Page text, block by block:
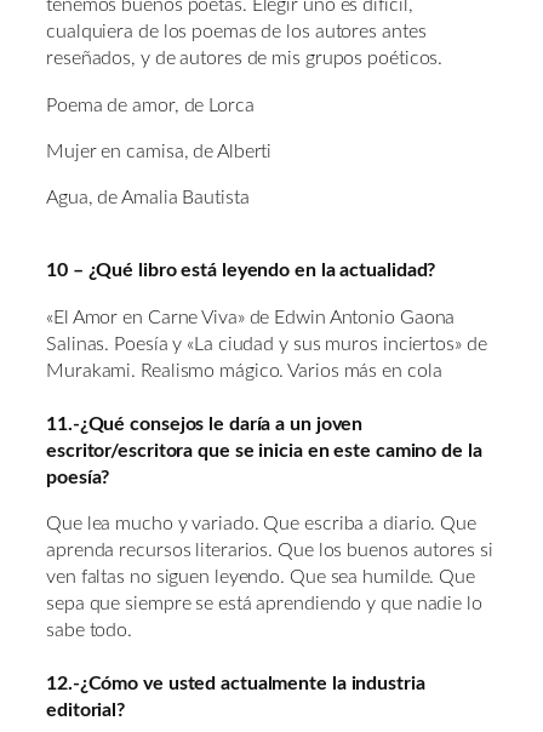
tenemos buenos poetas. Elegir uno es difícil,
cualquiera de los poemas de los autores antes
reseñados, y de autores de mis grupos poéticos.
Poema de amor, de Lorca
Mujer en camisa, de Alberti
Agua, de Amalia Bautista
10 – ¿Qué libro está leyendo en la actualidad?
«El Amor en Carne Viva» de Edwin Antonio Gaona
Salinas. Poesía y «La ciudad y sus muros inciertos» de
Murakami. Realismo mágico. Varios más en cola
11.-¿Qué consejos le daría a un joven
escritor/escritora que se inicia en este camino de la
poesía?
Que lea mucho y variado. Que escriba a diario. Que
aprenda recursos literarios. Que los buenos autores si
ven faltas no siguen leyendo. Que sea humilde. Que
sepa que siempre se está aprendiendo y que nadie lo
sabe todo.
12.-¿Cómo ve usted actualmente la industria
editorial?